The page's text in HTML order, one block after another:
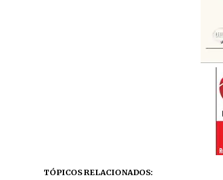
TÓPICOS RELACIONADOS: